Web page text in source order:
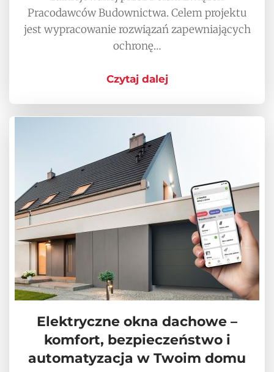
Pracodawców Budownictwa. Celem projektu
jest wypracowanie rozwiązań zapewniających
ochronę…
Czytaj dalej
Elektryczne okna dachowe –
komfort, bezpieczeństwo i
automatyzacja w Twoim domu